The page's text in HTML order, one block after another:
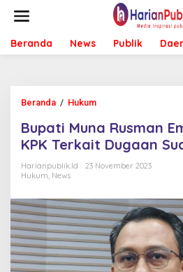
t
Beranda News Publik
Beranda / Hukum
p
a
t
i
n
a
R
u
s
m
Bupati Muna Rusman
KPK Terkait Dugaan
Harianpublik.id
23 November 2023
Hukum, News